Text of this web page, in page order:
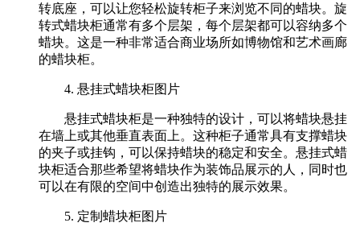
转底座，可以让您轻松旋转柜子来浏览不同的蜡块。旋
转式蜡块柜通常有多个层架，每个层架都可以容纳多个
蜡块。这是一种非常适合商业场所如博物馆和艺术画廊
的蜡块柜。
4. 悬挂式蜡块柜图片
悬挂式蜡块柜是一种独特的设计，可以将蜡块悬挂
在墙上或其他垂直表面上。这种柜子通常具有支撑蜡块
的夹子或挂钩，可以保持蜡块的稳定和安全。悬挂式蜡
块柜适合那些希望将蜡块作为装饰品展示的人，同时也
可以在有限的空间中创造出独特的展示效果。
5. 定制蜡块柜图片